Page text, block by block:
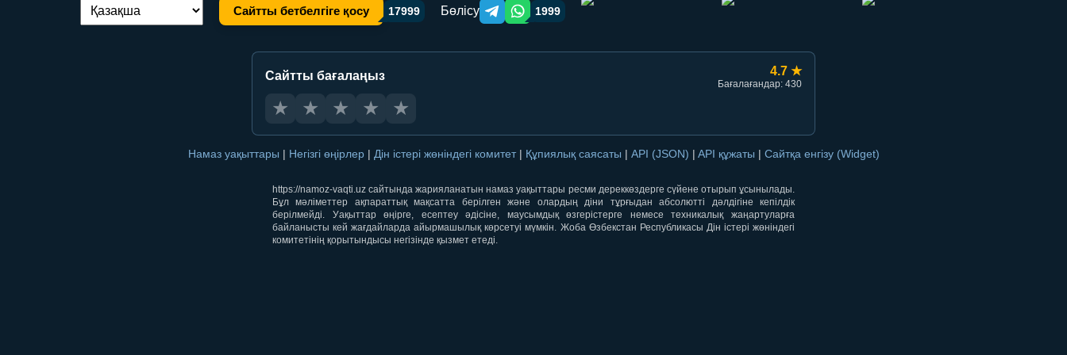
Тілді ауыстыру: Сайтты бетбелгіге қосу 17999 Бөлісу Telegram orqali ulashish
WhatsApp orqali ulashish
1999
Сайтты бағалаңыз 4.7 ★
Бағалағандар: 430
★ ★ ★ ★ ★
Намаз уақыттары | Негізгі өңірлер | Дін істері жөніндегі комитет | Құпиялық саясаты | API (JSON) | API құжаты | Сайтқа енгізу (Widget)
https://namoz-vaqti.uz сайтында жарияланатын намаз уақыттары ресми дереккөздерге сүйене отырып ұсынылады.
Бұл мәліметтер ақпараттық мақсатта берілген және олардың діни тұрғыдан абсолютті дәлдігіне кепілдік
берілмейді. Уақыттар өңірге, есептеу әдісіне, маусымдық өзгерістерге немесе техникалық жаңартуларға
байланысты кей жағдайларда айырмашылық көрсетуі мүмкін. Жоба Өзбекстан Республикасы Дін істері жөніндегі
комитетінің қорытындысы негізінде қызмет етеді.